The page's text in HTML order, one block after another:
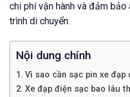
chi phí vận hành và đảm
trình di chuyển.
Nội dung chính
Vì sao cần sạc pin xe đạp
Xe đạp điện sạc bao lâu